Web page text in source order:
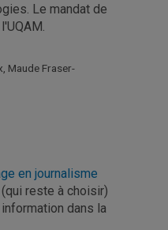
Le mandat de
Maude Fraser-
en journalisme
reste à choisir)
dans la